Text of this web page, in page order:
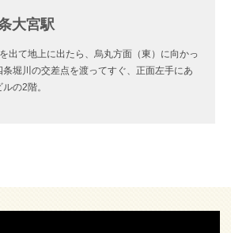
大宮駅
出て地上に出たら、烏丸方面（東）に向かっ
堀川の交差点を渡ってすぐ、正面左手にあ
の2階。